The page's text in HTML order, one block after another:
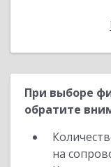
При выборе
обратите
на